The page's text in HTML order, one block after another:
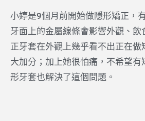
小婷是9個月前開始做隱形矯正，
牙面上的金屬線條會影響外觀、
正牙套在外觀上幾乎看不出正在做
大加分；加上她很怕痛，不希望
形牙套也解決了這個問題。